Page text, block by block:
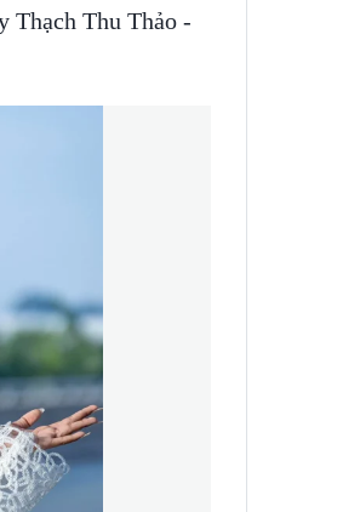
Thạch Thu Thảo -